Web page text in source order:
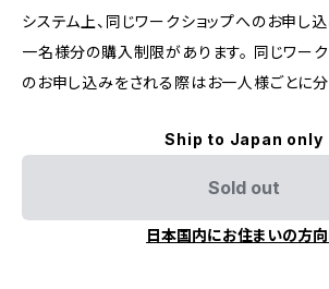
システム上、同じワークショップへのお申し
一名様分の購入制限があります。 同じワー
のお申し込みをされる際はお一人様ごとに分
Ship to Japan only
Sold out
日本国内にお住まいの方